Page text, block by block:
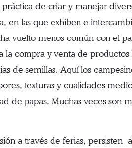
de criar y manejar
en las que exhiben e
vuelto menos común con el
compra y venta de productos
de semillas. Aquí los
texturas y cualidades
de papas. Muchas veces son
a través de ferias, persisten